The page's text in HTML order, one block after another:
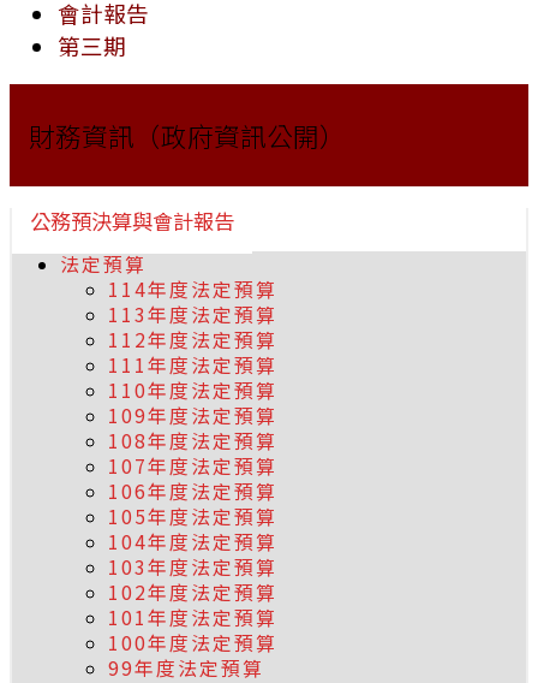
會計報告
第三期
財務資訊（政府資訊公開）
公務預決算與會計報告
法定預算
114年度法定預算
113年度法定預算
112年度法定預算
111年度法定預算
110年度法定預算
109年度法定預算
108年度法定預算
107年度法定預算
106年度法定預算
105年度法定預算
104年度法定預算
103年度法定預算
102年度法定預算
101年度法定預算
100年度法定預算
99年度法定預算